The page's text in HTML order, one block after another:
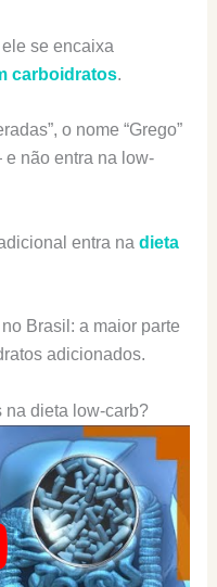
se encaixa
carboidratos.
o nome “Grego”
não entra na low-
entra na dieta
Brasil: a maior parte
adicionados.
na dieta low-carb?